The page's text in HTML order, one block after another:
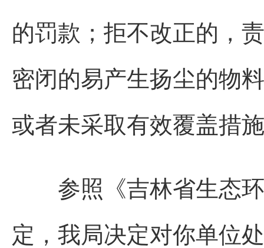
的罚款；拒不改正的，
密闭的易产生扬尘的物
或者未采取有效覆盖措
参照《吉林省生态环
定，我局决定对你单位